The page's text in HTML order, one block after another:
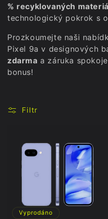
% recyklovaných
technologický pokrok s
Prozkoumejte naši
Pixel 9a v designových
zdarma a záruka
bonus!
Filtr
Vyprodáno